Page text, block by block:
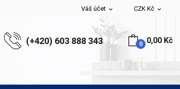
CZK Kč expand_more
Váš účet expand_more
0 0,00 Kč
(+420) 603 888 343